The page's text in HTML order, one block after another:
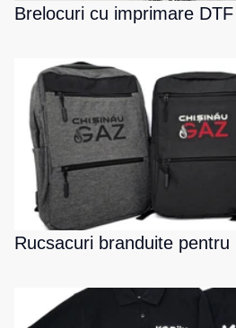
Brelocuri cu imprimare DTF
Rucsacuri branduite